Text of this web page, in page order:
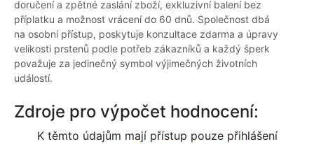
doručení a zpětné zaslání zboží, exkluzivní balení bez
příplatku a možnost vrácení do 60 dnů. Společnost dbá
na osobní přístup, poskytuje konzultace zdarma a úpravy
velikosti prstenů podle potřeb zákazníků a každý šperk
považuje za jedinečný symbol výjimečných životních
událostí.
Zdroje pro výpočet hodnocení:
K těmto údajům mají přístup pouze přihlášení